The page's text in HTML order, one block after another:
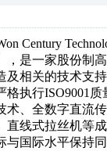
Century
，是一家股份制
相关的技术支
执行ISO9001
、全数字直流
线式拉丝机等
国际水平保持